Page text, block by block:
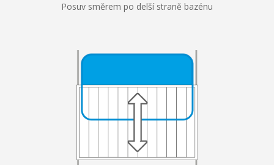
Posuv směrem po delší straně bazénu